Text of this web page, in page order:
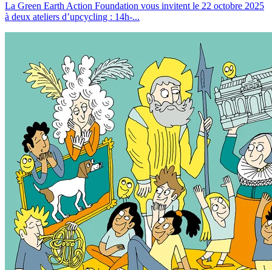
La Green Earth Action Foundation vous invitent le 22 octobre 2025
à deux ateliers d’upcycling : 14h-...